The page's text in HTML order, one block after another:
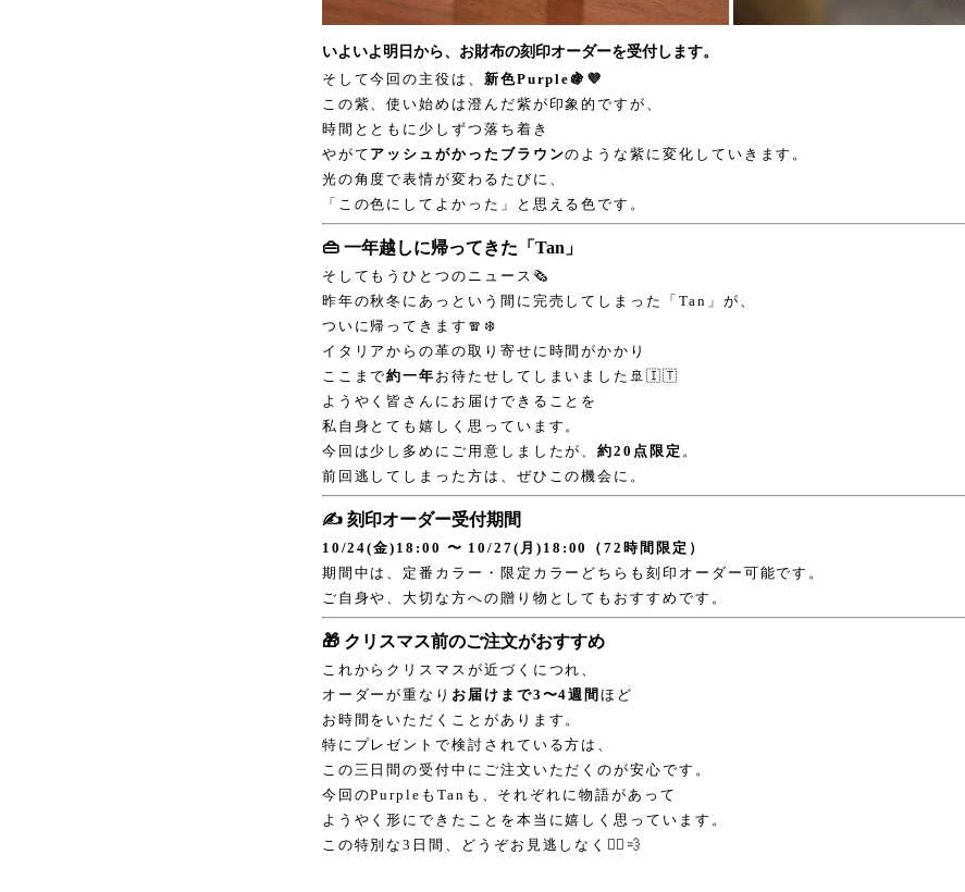
いよいよ明日から、お財布の刻印オーダーを受付します。
そして今回の主役は、 新色Purple🍇💜
この紫、使い始めは澄んだ紫が印象的ですが、
時間とともに少しずつ落ち着き
やがて アッシュがかったブラウンのような紫に変化していきます。
光の角度で表情が変わるたびに、
「この色にしてよかった」と思える色です。
👜 一年越しに帰ってきた「Tan」
そしてもうひとつのニュース🗞️
昨年の秋冬にあっという間に完売してしまった「Tan」が、
ついに帰ってきます🧣❄️
イタリアからの革の取り寄せに時間がかかり
ここまで約一年 お待たせしてしまいました🚢🇮🇹
ようやく皆さんにお届けできることを
私自身とても嬉しく思っています。
今回は少し多めにご用意しましたが、約20点限定 。
前回逃してしまった方は、ぜひこの機会に。
✍️ 刻印オーダー受付期間
10/24(金)18:00 〜 10/27(月)18:00（72時間限定）
期間中は、定番カラー・限定カラーどちらも刻印オーダー可能です。
ご自身や、大切な方への贈り物としてもおすすめです。
🎁 クリスマス前のご注文がおすすめ
これからクリスマスが近づくにつれ、
オーダーが重なり お届けまで3〜4週間ほど
お時間をいただくことがあります。
特にプレゼントで検討されている方は、
この三日間の受付中にご注文いただくのが安心です。
今回のPurpleもTanも、それぞれに物語があって
ようやく形にできたことを本当に嬉しく思っています。
この特別な3日間、どうぞお見逃しなく🏃‍♀️💨